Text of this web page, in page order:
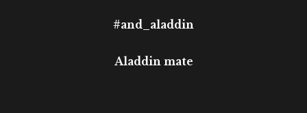
#and_aladdin
Aladdin mate